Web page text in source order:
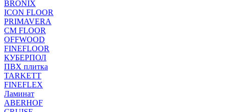
BRONIX
ICON FLOOR
PRIMAVERA
CM FLOOR
OFFWOOD
FINEFLOOR
КУБЕРПОЛ
ПВХ плитка
TARKETT
FINEFLEX
Ламинат
ABERHOF